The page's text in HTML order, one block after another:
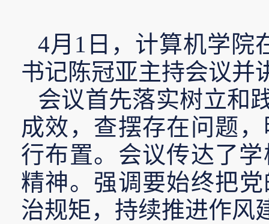
4月1日，计算机学院
书记陈冠亚主持会议并
会议首先落实树立和
成效，查摆存在问题
行布置。会议传达了
精神。强调要始终把
治规矩，持续推进作风